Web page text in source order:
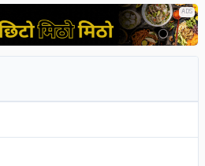
ADS